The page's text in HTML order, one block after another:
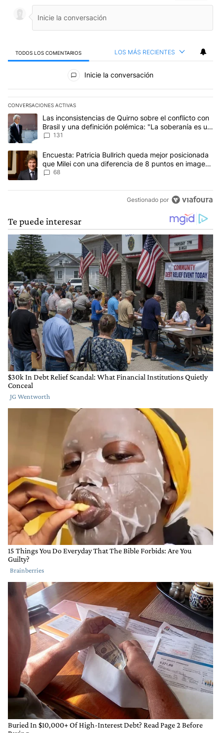
TODOS LOS COMENTARIOS LOS MÁS RECIENTES
Todos los comentarios
Inicie la conversación
CONVERSACIONES ACTIVAS
Este listado muestra los artículos con más comentarios en los
Un artículo de tendencia con el título "Las inconsistencias de
Las inconsistencias de Quirno sobre el conflicto con
Brasil y una definición polémica: "La soberanía es un
concepto antiguo"
131
Un artículo de tendencia con el título "Encuesta: Patricia
Encuesta: Patricia Bullrich queda mejor posicionada
que Milei con una diferencia de 8 puntos en imagen
negativa
68
Gestionado por